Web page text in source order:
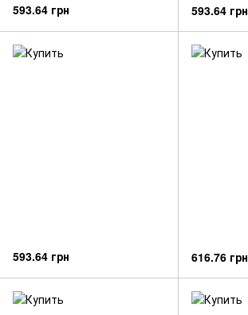
593.64 грн 593.64 грн
593.64 грн 616.76 грн